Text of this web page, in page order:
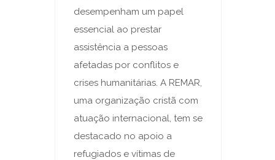
desempenham um papel
essencial ao prestar
assistência a pessoas
afetadas por conflitos e
crises humanitárias. A REMAR,
uma organização cristã com
atuação internacional, tem se
destacado no apoio a
refugiados e vítimas de